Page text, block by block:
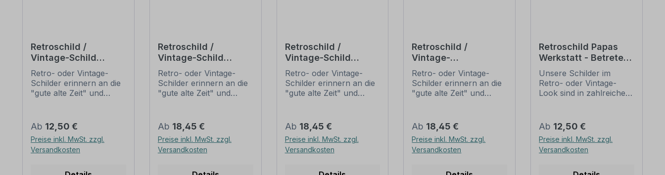
Retroschild /
Vintage-Schild
Wichtig - Erst
auflegen, dann
Arschloch sagen
Retro- oder Vintage-
Schilder erinnern an die
"gute alte Zeit" und
großer Beliebheit. Sind
diese Schilder im Original
nur schwer und häufig
nur zu horrenden Preise
neu produzierten
Regulärer Preis:
Ab 12,50 €
Preise inkl. MwSt. zzgl.
Versandkosten
Retroschild /
Vintage-Schild
Fahrradschild Bike
Shop - mit Ihrem
Namenseindruck –
Retro- oder Vintage-
Schilder erinnern an die
"gute alte Zeit" und
großer Beliebheit. Sind
diese Schilder im Original
nur schwer und häufig
nur zu horrenden Preise
neu produzierten
Regulärer Preis:
Ab 18,45 €
Preise inkl. MwSt. zzgl.
Versandkosten
Retroschild /
Vintage-Schild
Motorradwerkstatt -
mit Ihrem
Namenseindruck
Retro- oder Vintage-
Schilder erinnern an die
"gute alte Zeit" und
großer Beliebheit. Sind
diese Schilder im Original
nur schwer und häufig
nur zu horrenden Preise
neu produzierten
Regulärer Preis:
Ab 18,45 €
Preise inkl. MwSt. zzgl.
Versandkosten
Retroschild /
Vintage-
Familienschild -
Fraktur - mit
individueller
Retro- oder Vintage-
Schilder erinnern an die
"gute alte Zeit" und
großer Beliebheit. Sind
diese Schilder im Original
nur schwer und häufig
nur zu horrenden Preise
neu produzierten
Regulärer Preis:
Ab 18,45 €
Preise inkl. MwSt. zzgl.
Versandkosten
Retroschild Papas
Werkstatt - Betreten
für Unbefugte
verboten -
Werkstattschild
Unsere Schilder im
Retro- oder Vintage-
Look sind in zahlreichen
Textinhalten, die je nach
Artikel individuallisiert
werden können. Die
Patina (Kratzer und
nicht echt, sondern nur
Regulärer Preis:
Ab 12,50 €
Preise inkl. MwSt. zzgl.
Versandkosten